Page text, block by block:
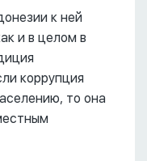
к ней
и в целом в
коррупция
то она